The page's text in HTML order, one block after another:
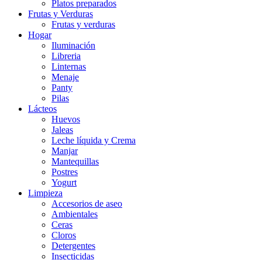
Platos preparados
Frutas y Verduras
Frutas y verduras
Hogar
Iluminación
Libreria
Linternas
Menaje
Panty
Pilas
Lácteos
Huevos
Jaleas
Leche líquida y Crema
Manjar
Mantequillas
Postres
Yogurt
Limpieza
Accesorios de aseo
Ambientales
Ceras
Cloros
Detergentes
Insecticidas